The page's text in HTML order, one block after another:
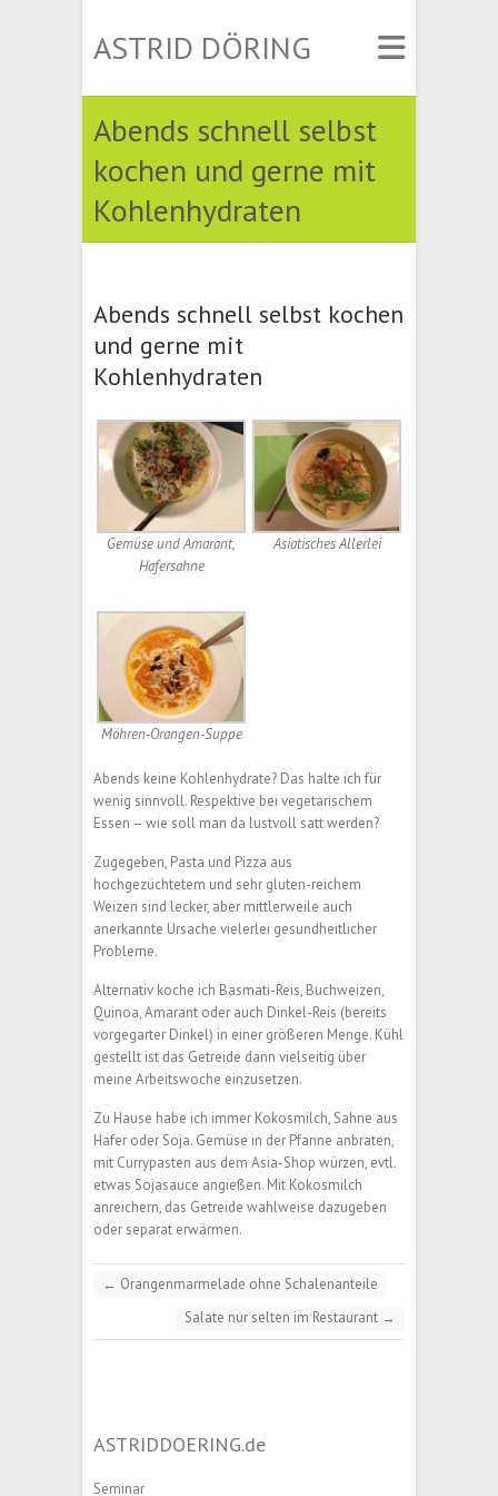
ASTRID DÖRING
Abends schnell selbst
kochen und gerne mit
Kohlenhydraten
Abends schnell selbst kochen
und gerne mit
Kohlenhydraten
Gemüse und Amarant,
Hafersahne
Asiatisches Allerlei
Möhren-Orangen-Suppe
Abends keine Kohlenhydrate? Das halte ich für
wenig sinnvoll. Respektive bei vegetarischem
Essen – wie soll man da lustvoll satt werden?
Zugegeben, Pasta und Pizza aus
hochgezüchtetem und sehr gluten-reichem
Weizen sind lecker, aber mittlerweile auch
anerkannte Ursache vielerlei gesundheitlicher
Probleme.
Alternativ koche ich Basmati-Reis, Buchweizen,
Quinoa, Amarant oder auch Dinkel-Reis (bereits
vorgegarter Dinkel) in einer größeren Menge. Kühl
gestellt ist das Getreide dann vielseitig über
meine Arbeitswoche einzusetzen.
Zu Hause habe ich immer Kokosmilch, Sahne aus
Hafer oder Soja. Gemüse in der Pfanne anbraten,
mit Currypasten aus dem Asia-Shop würzen, evtl.
etwas Sojasauce angießen. Mit Kokosmilch
anreichern, das Getreide wahlweise dazugeben
oder separat erwärmen.
← Orangenmarmelade ohne Schalenanteile
Salate nur selten im Restaurant →
ASTRIDDOERING.de
Seminar